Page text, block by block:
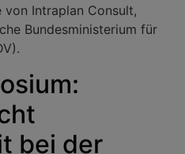
Intraplan Consult,
Bundesministerium für
bei der